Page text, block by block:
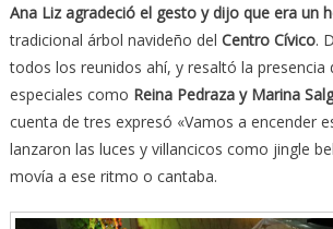
Ana Liz agradeció el gesto y dijo que era un
tradicional árbol navideño del Centro Cívico.
todos los reunidos ahí, y resaltó la presencia
especiales como Reina Pedraza y Marina
cuenta de tres expresó «Vamos a encender
lanzaron las luces y villancicos como jingle
movía a ese ritmo o cantaba.